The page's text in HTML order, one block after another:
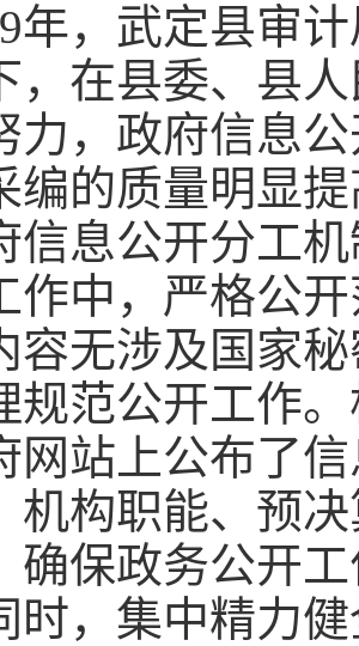
年，武定县审
，在县委、县
力，政府信息
编的质量明显
信息公开分工
作中，严格公
容无涉及国家
规范公开工作
网站上公布了
机构职能、预
确保政务公开
时，集中精力